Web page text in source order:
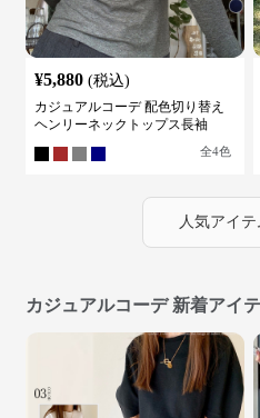
¥5,880 (税込)
カジュアルコーデ 配色切り替え
ヘンリーネックトップス長袖
全4色
人気アイ
カジュアルコーデ 新着アイ